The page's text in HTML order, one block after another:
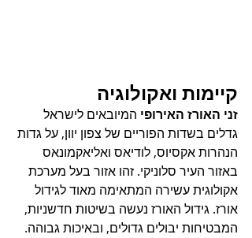
קיימות ואקולוגיה
זני האורז האירופי המיובאים לישראל
גדלים בשדות הפוריים של צפון יוון, על גדות
הנהרות אקסיוס, לודיאס ואליאקמונאס
באזור העיר סלוניקי. זהו אזור בעל מערכת
אקולוגית עשירה המתאימה מאוד לגידול
אורז. גידול האורז נעשה בשיטות חדשניות,
המבטיחות יבולים גדולים, ובאיכות גבוהה.